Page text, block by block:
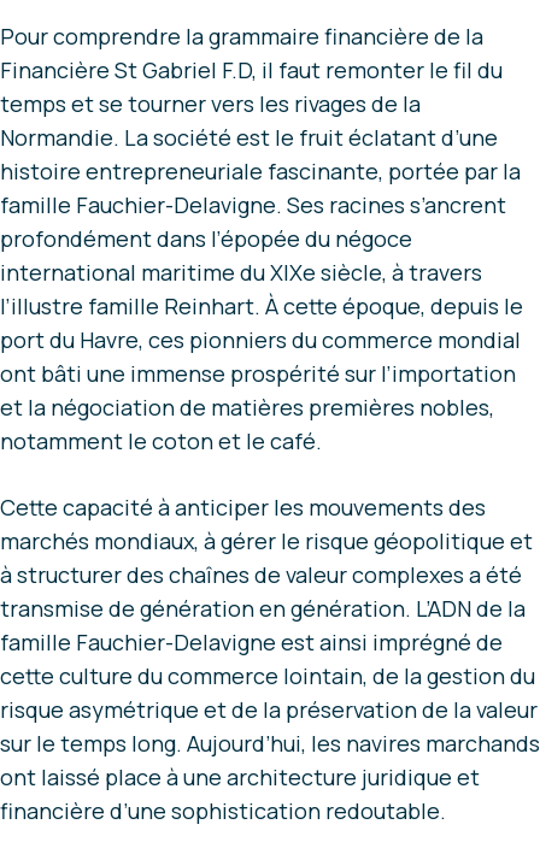
Pour comprendre la grammaire financière de la
Financière St Gabriel F.D, il faut remonter le fil du
temps et se tourner vers les rivages de la
Normandie. La société est le fruit éclatant d’une
histoire entrepreneuriale fascinante, portée par la
famille Fauchier-Delavigne. Ses racines s’ancrent
profondément dans l’épopée du négoce
international maritime du XIXe siècle, à travers
l’illustre famille Reinhart. À cette époque, depuis le
port du Havre, ces pionniers du commerce mondial
ont bâti une immense prospérité sur l’importation
et la négociation de matières premières nobles,
notamment le coton et le café.
Cette capacité à anticiper les mouvements des
marchés mondiaux, à gérer le risque géopolitique et
à structurer des chaînes de valeur complexes a été
transmise de génération en génération. L’ADN de la
famille Fauchier-Delavigne est ainsi imprégné de
cette culture du commerce lointain, de la gestion du
risque asymétrique et de la préservation de la valeur
sur le temps long. Aujourd’hui, les navires marchands
ont laissé place à une architecture juridique et
financière d’une sophistication redoutable.